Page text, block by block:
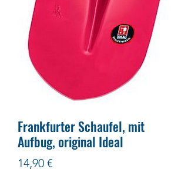
Frankfurter Schaufel, mit
Aufbug, original Ideal
14,90 €Preis